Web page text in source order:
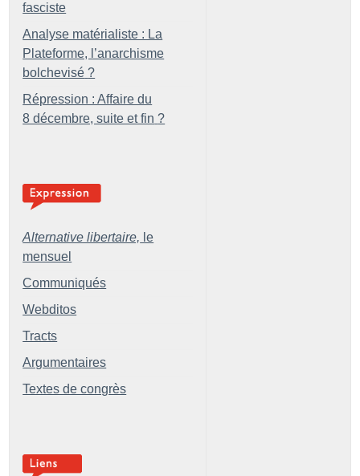
fasciste
Analyse matérialiste : La
Plateforme, l’anarchisme
bolchevisé ?
Répression : Affaire du
8 décembre, suite et fin ?
Alternative libertaire, le
mensuel
Communiqués
Webditos
Tracts
Argumentaires
Textes de congrès